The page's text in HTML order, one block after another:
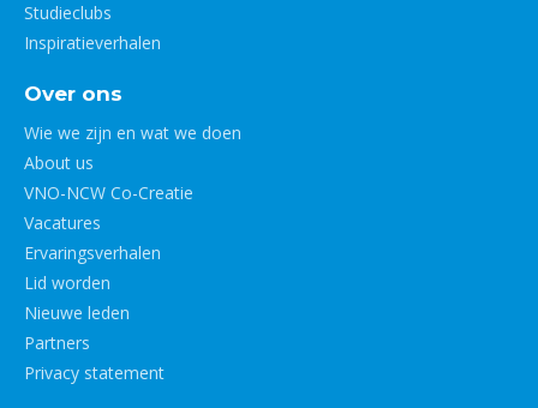
Studieclubs
Inspiratieverhalen
Over ons
Wie we zijn en wat we doen
About us
VNO-NCW Co-Creatie
Vacatures
Ervaringsverhalen
Lid worden
Nieuwe leden
Partners
Privacy statement